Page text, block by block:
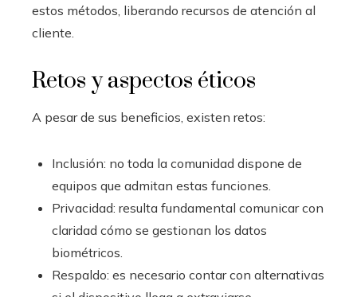
estos métodos, liberando recursos de atención al
cliente.
Retos y aspectos éticos
A pesar de sus beneficios, existen retos:
Inclusión: no toda la comunidad dispone de
equipos que admitan estas funciones.
Privacidad: resulta fundamental comunicar con
claridad cómo se gestionan los datos
biométricos.
Respaldo: es necesario contar con alternativas